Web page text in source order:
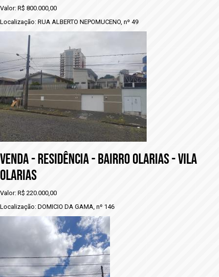
Valor: R$ 800.000,00
Localização: RUA ALBERTO NEPOMUCENO, nº 49
VENDA - RESIDÊNCIA - BAIRRO OLARIAS - VILA
OLARIAS
Valor: R$ 220.000,00
Localização: DOMICIO DA GAMA, nº 146